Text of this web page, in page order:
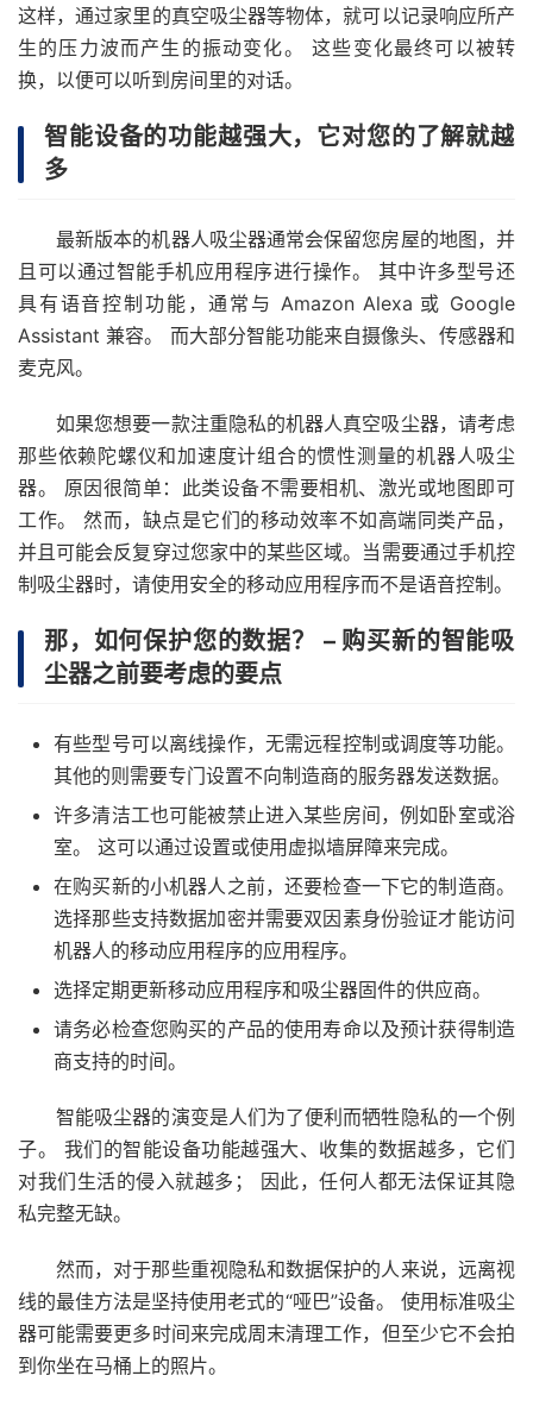
这样，通过家里的真空吸尘器等物体，就可以记录响应所产
生的压力波而产生的振动变化。 这些变化最终可以被转
换，以便可以听到房间里的对话。
智能设备的功能越强大，它对您的了解就越
多
最新版本的机器人吸尘器通常会保留您房屋的地图，并
且可以通过智能手机应用程序进行操作。 其中许多型号还
具有语音控制功能，通常与 Amazon Alexa 或 Google
Assistant 兼容。 而大部分智能功能来自摄像头、传感器和
麦克风。
如果您想要一款注重隐私的机器人真空吸尘器，请考虑
那些依赖陀螺仪和加速度计组合的惯性测量的机器人吸尘
器。 原因很简单：此类设备不需要相机、激光或地图即可
工作。 然而，缺点是它们的移动效率不如高端同类产品，
并且可能会反复穿过您家中的某些区域。当需要通过手机控
制吸尘器时，请使用安全的移动应用程序而不是语音控制。
那，如何保护您的数据？ – 购买新的智能吸
尘器之前要考虑的要点
有些型号可以离线操作，无需远程控制或调度等功能。
其他的则需要专门设置不向制造商的服务器发送数据。
许多清洁工也可能被禁止进入某些房间，例如卧室或浴
室。 这可以通过设置或使用虚拟墙屏障来完成。
在购买新的小机器人之前，还要检查一下它的制造商。
选择那些支持数据加密并需要双因素身份验证才能访问
机器人的移动应用程序的应用程序。
选择定期更新移动应用程序和吸尘器固件的供应商。
请务必检查您购买的产品的使用寿命以及预计获得制造
商支持的时间。
智能吸尘器的演变是人们为了便利而牺牲隐私的一个例
子。 我们的智能设备功能越强大、收集的数据越多，它们
对我们生活的侵入就越多； 因此，任何人都无法保证其隐
私完整无缺。
然而，对于那些重视隐私和数据保护的人来说，远离视
线的最佳方法是坚持使用老式的“哑巴”设备。 使用标准吸尘
器可能需要更多时间来完成周末清理工作，但至少它不会拍
到你坐在马桶上的照片。